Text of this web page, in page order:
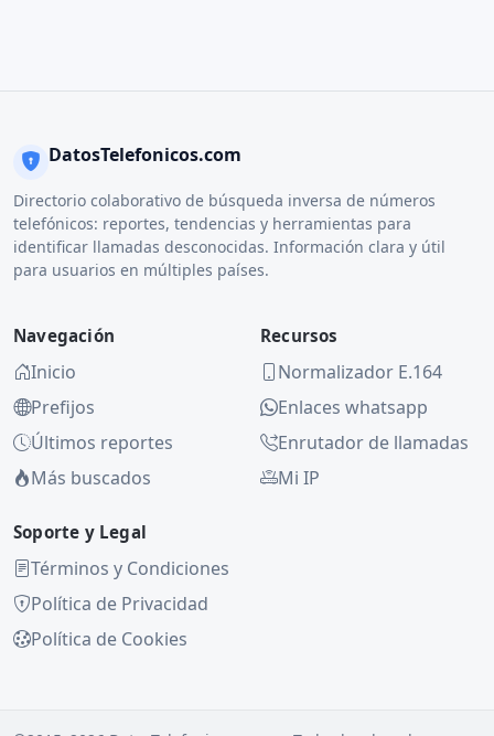
DatosTelefonicos.com
Directorio colaborativo de búsqueda inversa de números
telefónicos: reportes, tendencias y herramientas para
identificar llamadas desconocidas. Información clara y útil
para usuarios en múltiples países.
Navegación
Inicio
Prefijos
Últimos reportes
Más buscados
Recursos
Normalizador E.164
Enlaces whatsapp
Enrutador de llamadas
Mi IP
Soporte y Legal
Términos y Condiciones
Política de Privacidad
Política de Cookies